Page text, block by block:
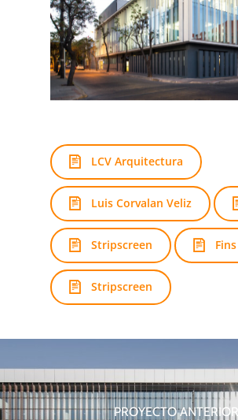
LCV Arquitectura
Luis Corvalan Veliz
Stripscreen Fins
Stripscreen
PROYECTO ANTERIOR